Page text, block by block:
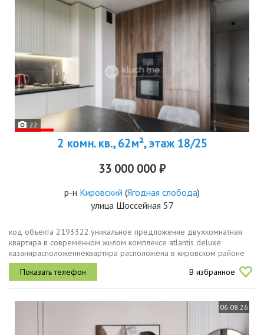
22
2 комн. кв., 62м², этаж 18/25
33 000 000 ₽
р-н Кировский (Ягодная слобода)
улица Шоссейная 57
код объекта 2193322.уникальное предложение двухкомнатная
квартира в современном жилом комплексе atlantis deluxe
казанирасположениеквартира расположена в кировском районе
казани на шоссейной улице, 57. это идеальное место для тех, кто
ценит удобство...
В избранное
06.08.26